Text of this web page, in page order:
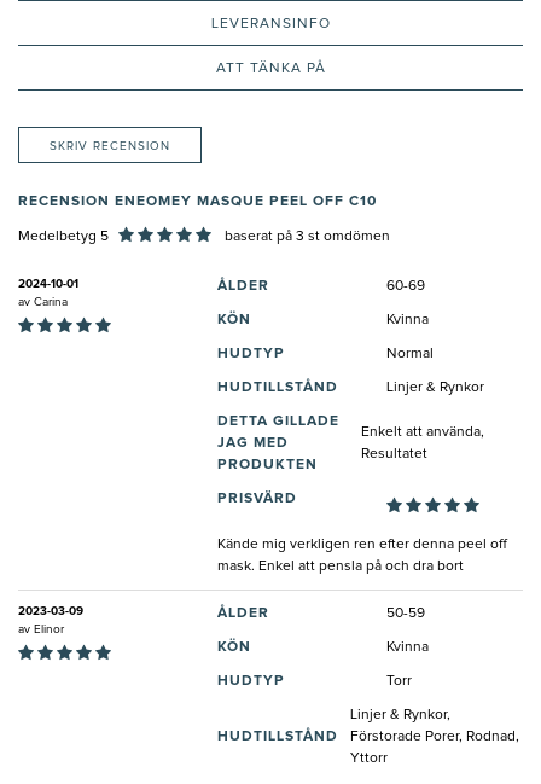
LEVERANSINFO
ATT TÄNKA PÅ
SKRIV RECENSION
RECENSION ENEOMEY MASQUE PEEL OFF C10
Medelbetyg 5 baserat på 3 st omdömen
2024-10-01
av Carina
ÅLDER 60-69
KÖN Kvinna
HUDTYP Normal
HUDTILLSTÅND Linjer & Rynkor
DETTA GILLADE
JAG MED
PRODUKTEN
Enkelt att använda,
Resultatet
PRISVÄRD
Kände mig verkligen ren efter denna peel off
mask. Enkel att pensla på och dra bort
2023-03-09
av Elinor
ÅLDER 50-59
KÖN Kvinna
HUDTYP Torr
HUDTILLSTÅND
Linjer & Rynkor,
Förstorade Porer, Rodnad,
Yttorr